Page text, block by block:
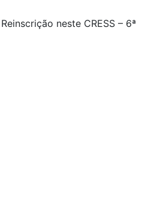
neste CRESS – 6ª